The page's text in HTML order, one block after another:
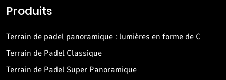
Produits
Terrain de padel panoramique : lumières en forme de C
Terrain de Padel Classique
Terrain de Padel Super Panoramique